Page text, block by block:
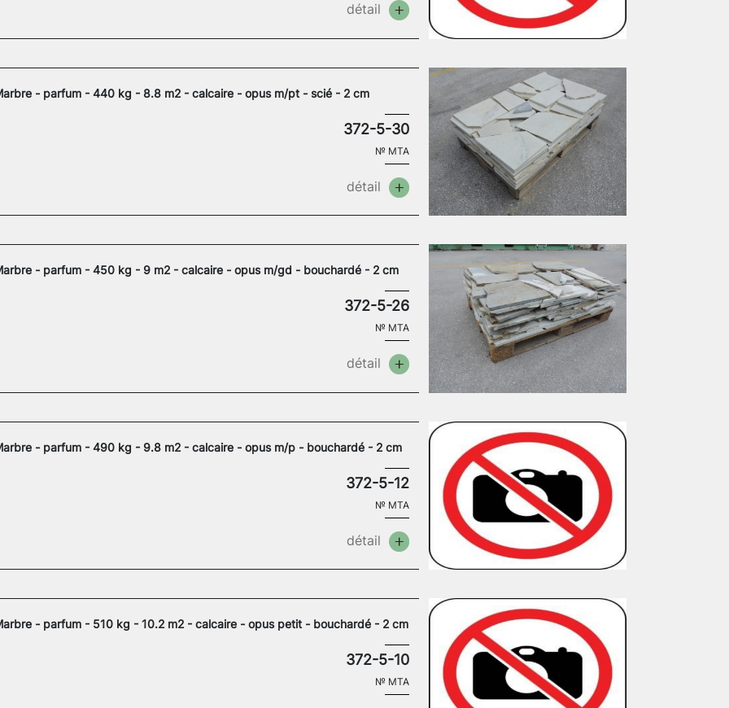
détail
- parfum - 440 kg - 8.8 m2 - calcaire - opus m/pt - scié - 2 cm
372-5-30
№ MTA
détail
- parfum - 450 kg - 9 m2 - calcaire - opus m/gd - bouchardé - 2 cm
372-5-26
№ MTA
détail
- parfum - 490 kg - 9.8 m2 - calcaire - opus m/p - bouchardé - 2 cm
372-5-12
№ MTA
détail
- parfum - 510 kg - 10.2 m2 - calcaire - opus petit - bouchardé - 2 cm
372-5-10
№ MTA